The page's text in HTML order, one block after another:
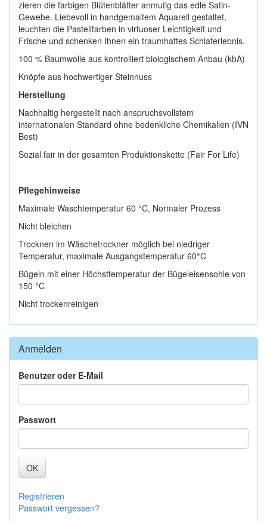
zieren die farbigen Blütenblätter anmutig das edle Satin-
Gewebe. Liebevoll in handgemaltem Aquarell gestaltet,
leuchten die Pastellfarben in virtuoser Leichtigkeit und
Frische und schenken Ihnen ein traumhaftes Schlaferlebnis.
100 % Baumwolle aus kontrolliert biologischem Anbau (kbA)
Knöpfe aus hochwertiger Steinnuss
Herstellung
Nachhaltig hergestellt nach anspruchsvollstem
internationalen Standard ohne bedenkliche Chemikalien (IVN
Best)
Sozial fair in der gesamten Produktionskette (Fair For Life)
Pflegehinweise
Maximale Waschtemperatur 60 °C, Normaler Prozess
Nicht bleichen
Trocknen im Wäschetrockner möglich bei niedriger
Temperatur, maximale Ausgangstemperatur 60°C
Bügeln mit einer Höchsttemperatur der Bügeleisensohle von
150 °C
Nicht trockenreinigen
Anmelden
Benutzer oder E-Mail
Passwort
OK
Registrieren
Passwort vergessen?